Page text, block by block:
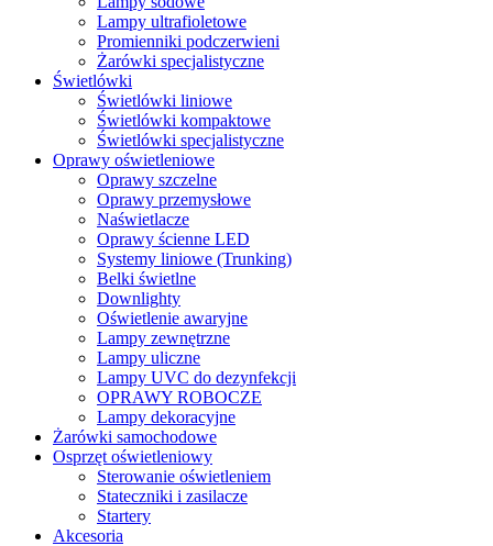
Lampy ultrafioletowe
Promienniki podczerwieni
Żarówki specjalistyczne
Świetlówki
Świetlówki liniowe
Świetlówki kompaktowe
Świetlówki specjalistyczne
Oprawy oświetleniowe
Oprawy szczelne
Oprawy przemysłowe
Naświetlacze
Oprawy ścienne LED
Systemy liniowe (Trunking)
Belki świetlne
Downlighty
Oświetlenie awaryjne
Lampy zewnętrzne
Lampy uliczne
Lampy UVC do dezynfekcji
OPRAWY ROBOCZE
Lampy dekoracyjne
Żarówki samochodowe
Osprzęt oświetleniowy
Sterowanie oświetleniem
Stateczniki i zasilacze
Startery
Akcesoria